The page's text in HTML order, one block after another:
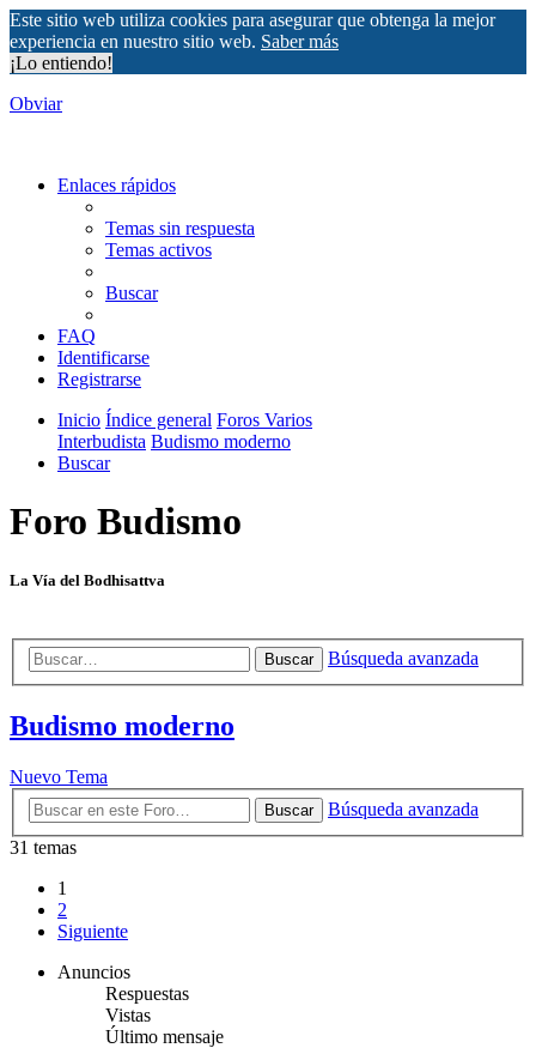
Este sitio web utiliza cookies para asegurar que obtenga la mejor
experiencia en nuestro sitio web. Saber más
¡Lo entiendo!
Obviar
Enlaces rápidos
Temas sin respuesta
Temas activos
Buscar
FAQ
Identificarse
Registrarse
Inicio Índice general Foros Varios
Interbudista Budismo moderno
Buscar
Foro Budismo
La Vía del Bodhisattva
Buscar Búsqueda avanzada
Budismo moderno
Nuevo Tema
Buscar
Búsqueda avanzada
31 temas
1
2
Siguiente
Anuncios
Respuestas
Vistas
Último mensaje